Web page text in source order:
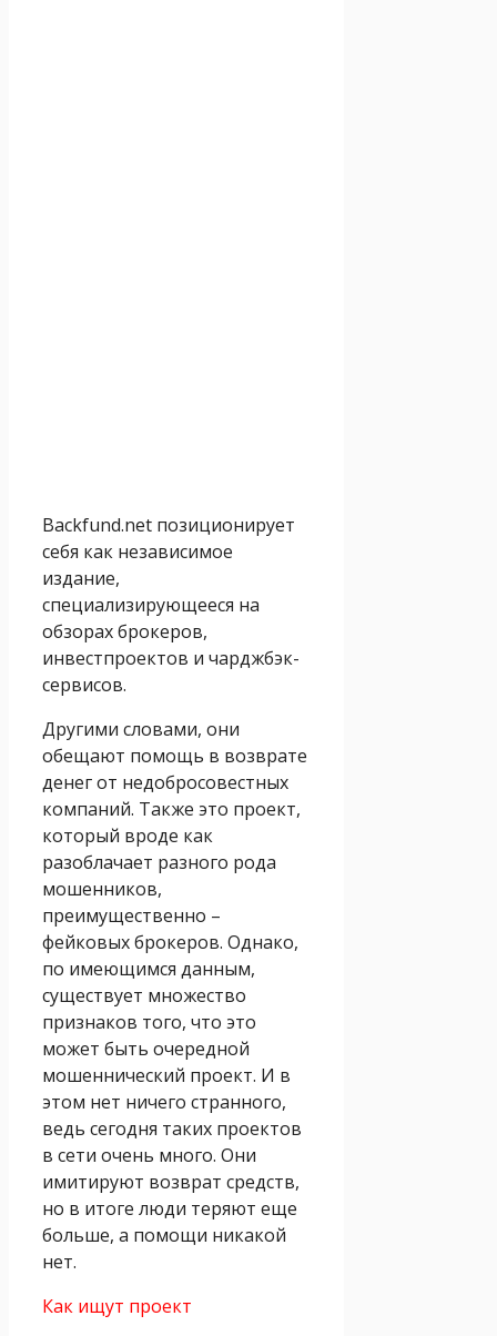
Backfund.net позиционирует
себя как независимое
издание,
специализирующееся на
обзорах брокеров,
инвестпроектов и чарджбэк-
сервисов.
Другими словами, они
обещают помощь в возврате
денег от недобросовестных
компаний. Также это проект,
который вроде как
разоблачает разного рода
мошенников,
преимущественно –
фейковых брокеров. Однако,
по имеющимся данным,
существует множество
признаков того, что это
может быть очередной
мошеннический проект. И в
этом нет ничего странного,
ведь сегодня таких проектов
в сети очень много. Они
имитируют возврат средств,
но в итоге люди теряют еще
больше, а помощи никакой
нет.
Как ищут проект